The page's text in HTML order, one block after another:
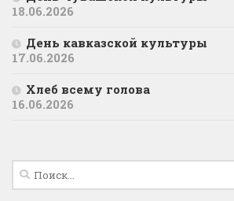
18.06.2026
День кавказской культуры
17.06.2026
Хлеб всему голова
16.06.2026
Найти: